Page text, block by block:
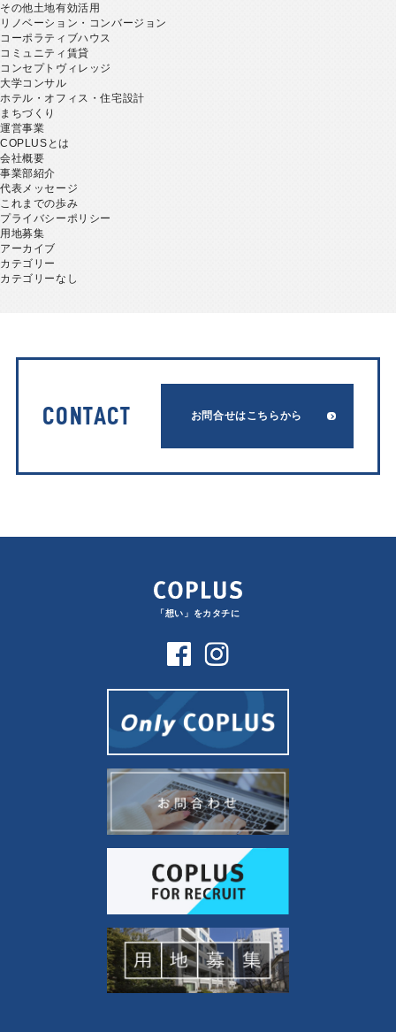
その他土地有効活用
リノベーション・コンバージョン
コーポラティブハウス
コミュニティ賃貸
コンセプトヴィレッジ
大学コンサル
ホテル・オフィス・住宅設計
まちづくり
運営事業
COPLUSとは
会社概要
事業部紹介
代表メッセージ
これまでの歩み
プライバシーポリシー
用地募集
アーカイブ
カテゴリー
カテゴリーなし
CONTACT お問合せはこちらから
「想い」をカタチに